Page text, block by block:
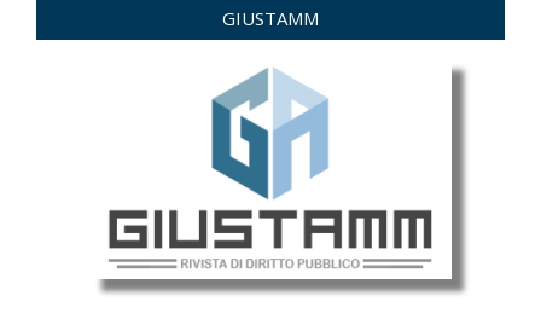
GIUSTAMM